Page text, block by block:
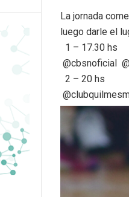
La jornada
luego darle el
1 – 17.30 hs
@cbsnoficial
2 – 20 hs